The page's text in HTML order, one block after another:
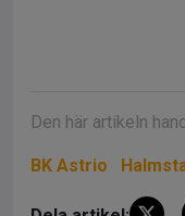
Den här artikeln
BK Astrio